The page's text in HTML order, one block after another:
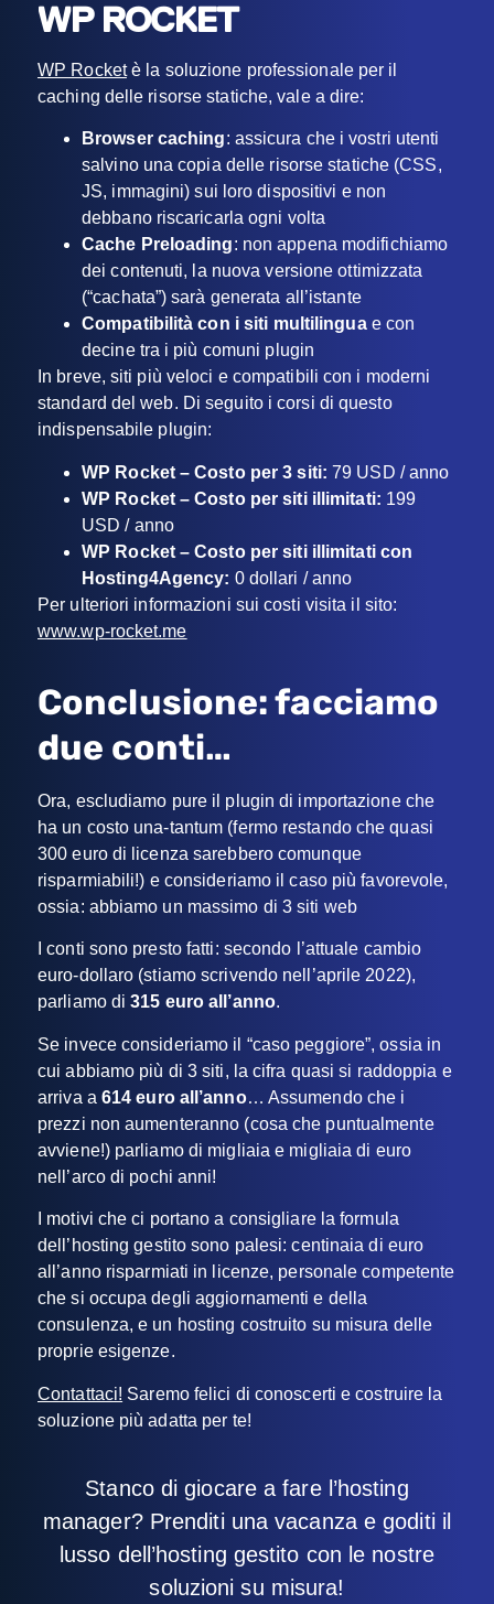
WP ROCKET
WP Rocketè la soluzione professionale per il
caching delle risorse statiche, vale a dire:
Browser caching: assicura che i vostri utenti
salvino una copia delle risorse statiche (CSS,
JS, immagini) sui loro dispositivi e non
debbano riscaricarla ogni volta
Cache Preloading: non appena modifichiamo
dei contenuti, la nuova versione ottimizzata
(“cachata”) sarà generata all’istante
Compatibilità con i siti multilinguae con
decine tra i più comuni plugin
In breve, siti più veloci e compatibili con i moderni
standard del web. Di seguito i corsi di questo
indispensabile plugin:
WP Rocket – Costo per 3 siti: 79 USD / anno
WP Rocket – Costo per siti illimitati: 199
USD / anno
WP Rocket – Costo per siti illimitati con
Hosting4Agency: 0 dollari / anno
Per ulteriori informazioni sui costi visita il sito:
www.wp-rocket.me
Conclusione: facciamo
due conti…
Ora, escludiamo pure il plugin di importazione che
ha un costo una-tantum (fermo restando che quasi
300 euro di licenza sarebbero comunque
risparmiabili!) e consideriamo il caso più favorevole,
ossia: abbiamo un massimo di 3 siti web
I conti sono presto fatti: secondo l’attuale cambio
euro-dollaro (stiamo scrivendo nell’aprile 2022),
parliamo di315 euro all’anno.
Se invece consideriamo il “caso peggiore”, ossia in
cui abbiamo più di 3 siti, la cifra quasi si raddoppia e
arriva a 614 euro all’anno… Assumendo che i
prezzi non aumenteranno (cosa che puntualmente
avviene!) parliamo di migliaia e migliaia di euro
nell’arco di pochi anni!
I motivi che ci portano a consigliare la formula
dell’hosting gestito sono palesi: centinaia di euro
all’anno risparmiati in licenze, personale competente
che si occupa degli aggiornamenti e della
consulenza, e un hosting costruito su misura delle
proprie esigenze.
Contattaci! Saremo felici di conoscerti e costruire la
soluzione più adatta per te!
Stanco di giocare a fare l’hosting
manager? Prenditi una vacanza e goditi il
lusso dell’hosting gestito con le nostre
soluzioni su misura!